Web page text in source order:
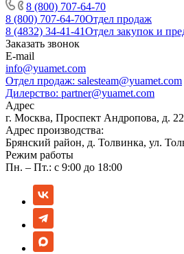
8 (800) 707-64-70
8 (800) 707-64-70Отдел продаж
8 (4832) 34-41-41Отдел закупок и
Заказать звонок
E-mail
info@yuamet.com
Отдел продаж: salesteam@yuamet.com
Дилерство: partner@yuamet.com
Адрес
г. Москва, Проспект Андропова, д. 22
Адрес производства:
Брянский район, д. Толвинка, ул.
Режим работы
Пн. – Пт.: с 9:00 до 18:00